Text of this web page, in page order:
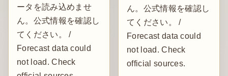
ータを読み込めませ
ん。公式情報を確認し
てください。 /
Forecast data could
not load. Check
ん。公式情報を確認し
てください。 /
Forecast data could
not load. Check
official sources.